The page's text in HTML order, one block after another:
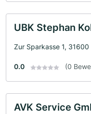
UBK Stephan
Zur Sparkasse 1,
0.0 (0
AVK Service